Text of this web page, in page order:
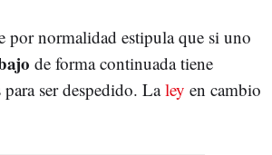
por normalidad estipula que si uno
de forma continuada tiene
para ser despedido. Laley en cambio